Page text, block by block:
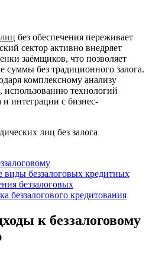
без обеспечения переживает
сектор активно внедряет
заёмщиков, что позволяет
суммы без традиционного залога.
комплексному анализу
технологий
и интеграции с бизнес-
беззалоговых кредитных
беззалоговых
беззалогового кредитования
к беззалоговому